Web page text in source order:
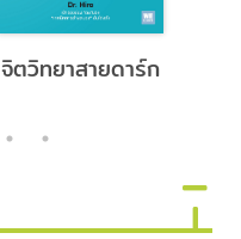
จิตวิทยาสายดาร์ก